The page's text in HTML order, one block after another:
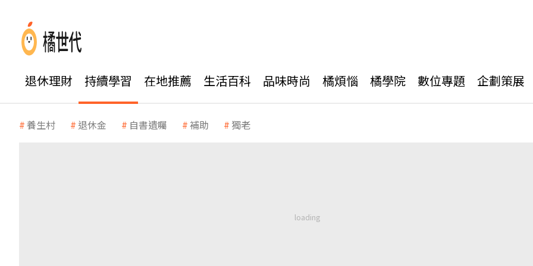
退休理財 持續學習 在地推薦 生活百科 品味時尚 橘煩惱 橘學院 數位專題 企劃策展
養生村 退休金 自書遺囑 補助 獨老